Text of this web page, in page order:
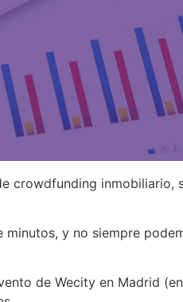
crowdfunding
y no siempre
de Wecity en Madrid